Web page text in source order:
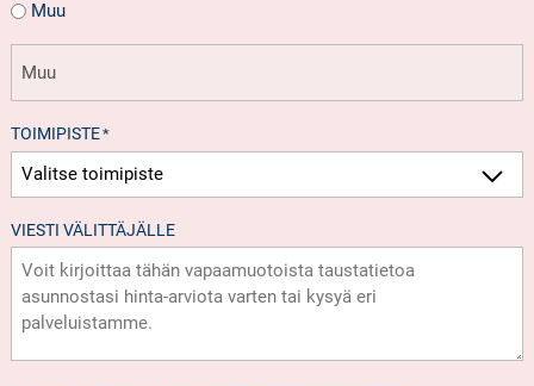
Muu
TOIMIPISTE*
VIESTI VÄLITTÄJÄLLE